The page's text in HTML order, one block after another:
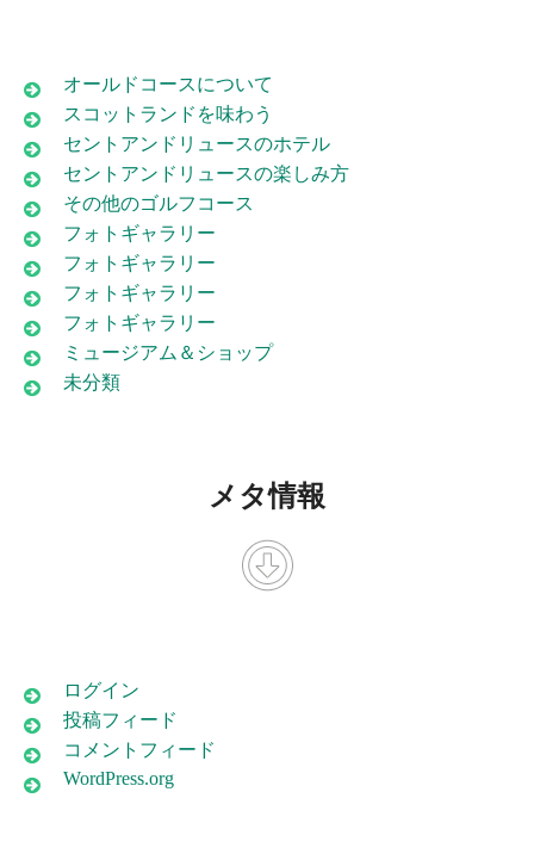
オールドコースについて
スコットランドを味わう
セントアンドリュースのホテル
セントアンドリュースの楽しみ方
その他のゴルフコース
フォトギャラリー
フォトギャラリー
フォトギャラリー
フォトギャラリー
ミュージアム＆ショップ
未分類
メタ情報
ログイン
投稿フィード
コメントフィード
WordPress.org